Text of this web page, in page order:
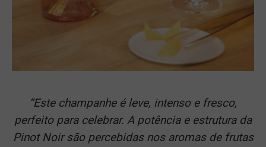
“Este champanhe é leve, intenso e fresco,
perfeito para celebrar. A potência e estrutura da
Pinot Noir são percebidas nos aromas de frutas